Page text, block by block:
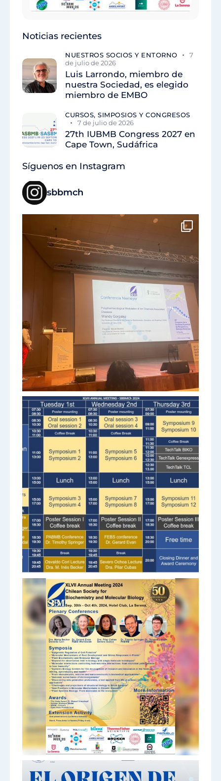
Noticias recientes
NUESTROS SOCIOS Y ENTORNO
7
de julio de 2026
Luis Larrondo, miembro de
nuestra Sociedad, es elegido
miembro de EMBO
CURSOS, SIMPOSIOS Y CONGRESOS
7 de julio de 2026
27th IUBMB Congress 2027 en
Cape Town, Sudáfrica
Síguenos en Instagram
sbbmch